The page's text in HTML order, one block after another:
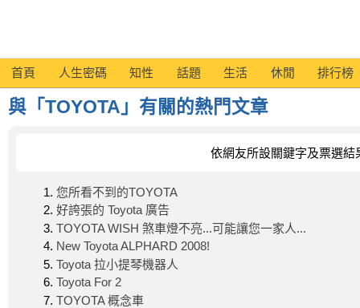
首頁 人生密碼 知性 話題 生活 休閒 排行榜
與「TOYOTA」有關的熱門文章
依網友所設關鍵字及票選結
您所看不到的TOYOTA
好誇張的 Toyota 廣告
TOYOTA WISH 煞車燈不亮...可能讓您一家人...
New Toyota ALPHARD 2008!
Toyota 拉小提琴機器人
Toyota For 2
TOYOTA 概念車